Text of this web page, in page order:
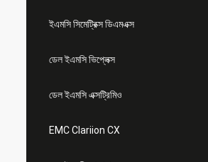
ইএমসি সিমেট্রিক্স ডিএমএক্স
ডেল ইএমসি ভিপ্লেক্স
ডেল ইএমসি এক্সট্রিমিও
EMC Clariion CX